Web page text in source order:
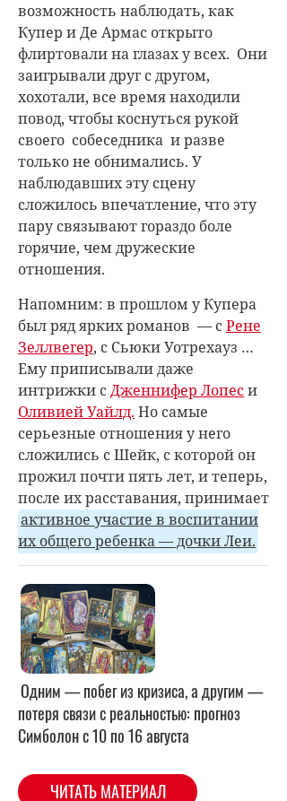
возможность наблюдать, как
Купер и Де Армас открыто
флиртовали на глазах у всех. Они
заигрывали друг с другом,
хохотали, все время находили
повод, чтобы коснуться рукой
своего собеседника и разве
только не обнимались. У
наблюдавших эту сцену
сложилось впечатление, что эту
пару связывают гораздо боле
горячие, чем дружеские
отношения.
Напомним: в прошлом у Купера
был ряд ярких романов — cРене
Зеллвегер, с Сьюки Уотрехауз …
Ему приписывали даже
интрижки сДженнифер Лопеси
Оливией Уайлд. Но самые
серьезные отношения у него
сложились с Шейк, с которой он
прожил почти пять лет, и теперь,
после их расставания, принимает
активное участие в воспитании
их общего ребенка — дочки Леи.